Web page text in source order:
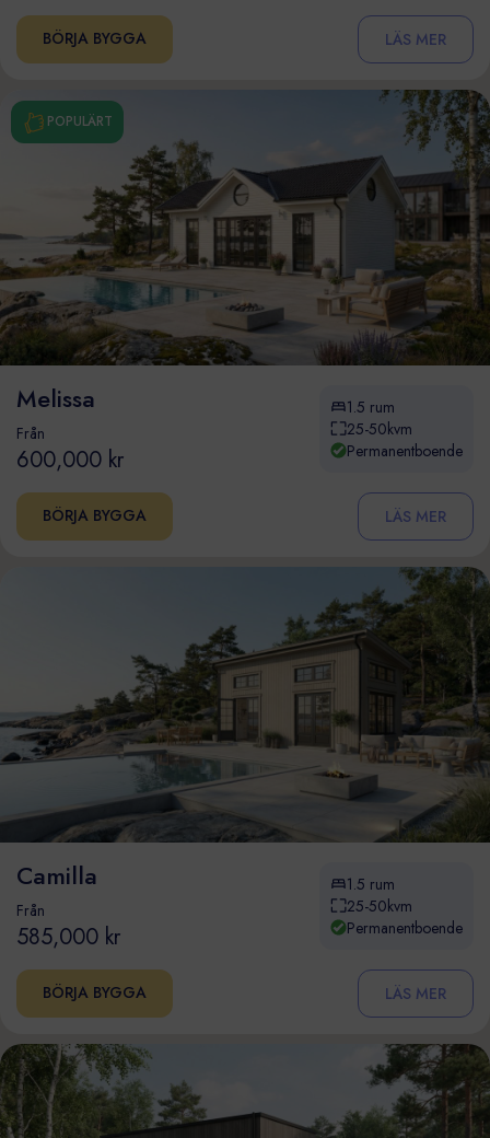
BÖRJA BYGGA LÄS MER
POPULÄRT
Melissa
Från
600,000 kr
1.5 rum
25-50kvm
Permanentboende
BÖRJA BYGGA LÄS MER
Camilla
Från
585,000 kr
1.5 rum
25-50kvm
Permanentboende
BÖRJA BYGGA LÄS MER